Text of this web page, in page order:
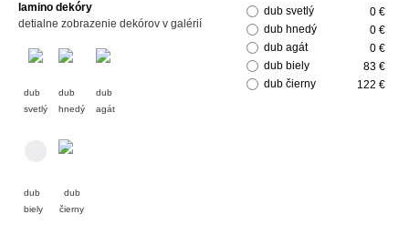
lamino dekóry
detialne zobrazenie dekórov v galérií
dub
svetlý
dub
hnedý
dub
agát
dub
biely
dub
čierny
dub svetlý
0 €
dub hnedý
0 €
dub agát
0 €
dub biely
83 €
dub čierny
122 €